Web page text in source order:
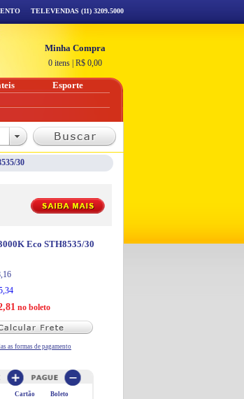
30
Eco STH8535/30
no boleto
as formas de pagamento
Cartão Boleto
TELEVENDAS (11) 3209.5000
Minha Compra
0 itens R$ 0,00
Esporte